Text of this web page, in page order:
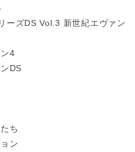
ーズDS Vol.3 新世紀エヴァン
4
DS
ち
ン